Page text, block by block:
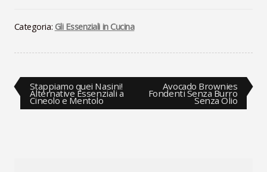
Categoria: Gli Essenziali in Cucina
Navigazione
articoli
Articolo
precedente:
Stappiamo quei Nasini!
Alternative Essenziali a
Cineolo e Mentolo
Articolo
successivo:
Avocado Brownies
Fondenti Senza Burro
Senza Olio